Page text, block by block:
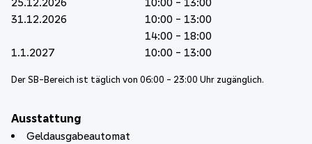
31.12.2026
10:00 - 13:00
14:00 - 18:00
1.1.2027
10:00 - 13:00
Der SB-Bereich ist täglich von 06:00 - 23:00 Uhr zugänglich.
Ausstattung
Geldausgabeautomat